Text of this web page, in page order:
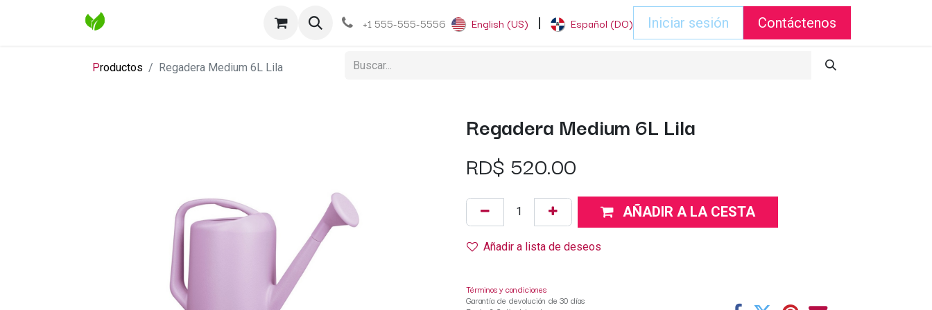
Contáctenos Blog +1 555-555-5556 English (US) | Español (DO) Iniciar sesión Contáctenos
Productos Regadera Medium 6L Lila
Regadera Medium 6L Lila
RD$ 520.00
AÑADIR A LA CESTA
Añadir a lista de deseos
Términos y condiciones
Garantía de devolución de 30 días